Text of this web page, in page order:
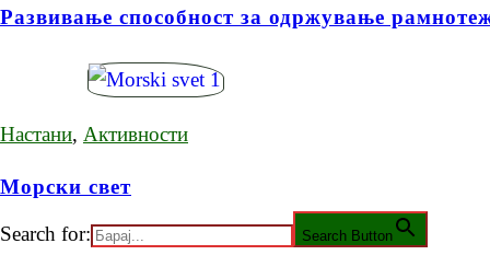
Развивање способност за одржување
Настани, Активности
Морски свет
Search for: Search Button